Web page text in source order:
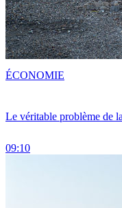
Le véritable problème de
09:10
ÉCONOMIE